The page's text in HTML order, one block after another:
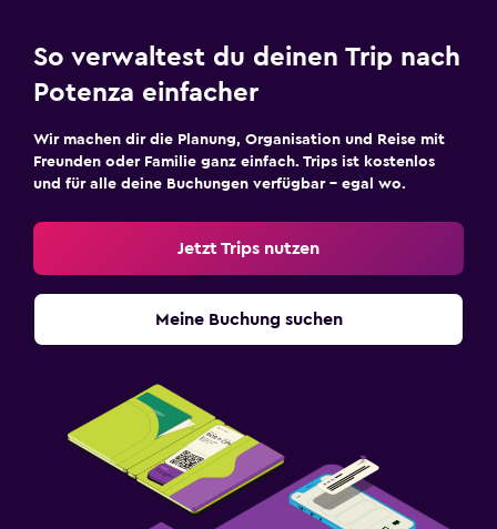
So verwaltest du deinen Trip nach
Potenza einfacher
Wir machen dir die Planung, Organisation und Reise mit
Freunden oder Familie ganz einfach. Trips ist kostenlos
und für alle deine Buchungen verfügbar – egal wo.
Jetzt Trips nutzen
Meine Buchung suchen